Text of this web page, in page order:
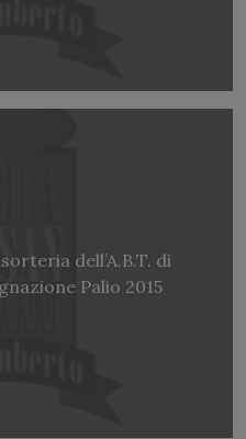
dell’A.B.T. di
Palio 2015